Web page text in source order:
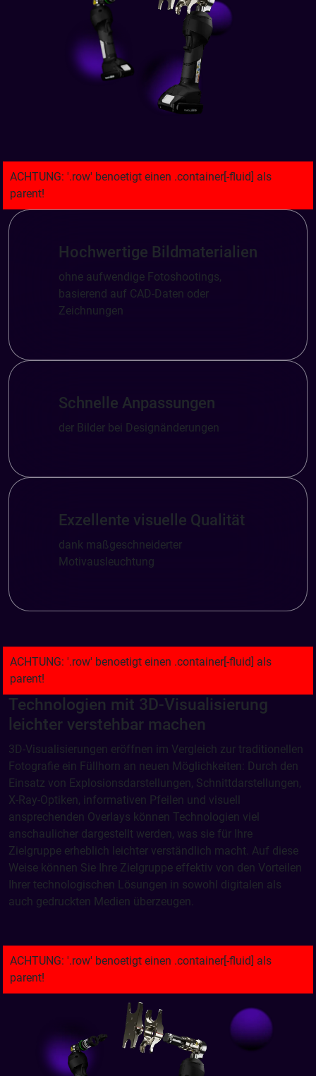
Hochwertige Bildmaterialien
ohne aufwendige Fotoshootings,
basierend auf CAD-Daten oder
Zeichnungen
Schnelle Anpassungen
der Bilder bei Designänderungen
Exzellente visuelle Qualität
dank maßgeschneiderter
Motivausleuchtung
Technologien mit 3D-Visualisierung
leichter verstehbar machen
3D-Visualisierungen eröffnen im Vergleich zur traditionellen
Fotografie ein Füllhorn an neuen Möglichkeiten: Durch den
Einsatz von Explosionsdarstellungen, Schnittdarstellungen,
X-Ray-Optiken, informativen Pfeilen und visuell
ansprechenden Overlays können Technologien viel
anschaulicher dargestellt werden, was sie für Ihre
Zielgruppe erheblich leichter verständlich macht. Auf diese
Weise können Sie Ihre Zielgruppe effektiv von den Vorteilen
Ihrer technologischen Lösungen in sowohl digitalen als
auch gedruckten Medien überzeugen.